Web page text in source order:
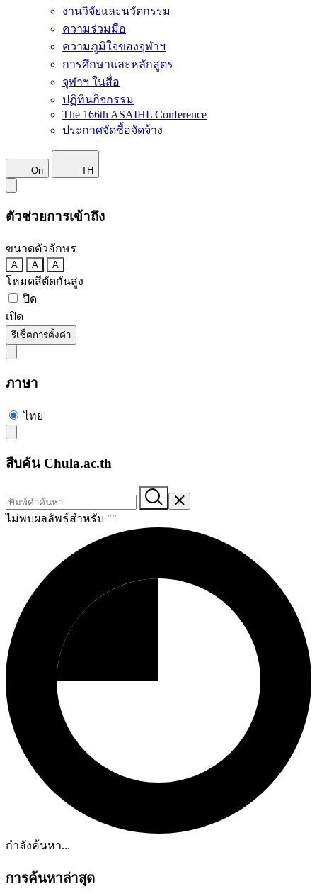
งานวิจัยและนวัตกรรม
ความร่วมมือ
ความภูมิใจของจุฬาฯ
การศึกษาและหลักสูตร
จุฬาฯ ในสื่อ
ปฏิทินกิจกรรม
The 166th ASAIHL Conference
ประกาศจัดซื้อจัดจ้าง
On TH
ตัวช่วยการเข้าถึง
ขนาดตัวอักษร
A A A
โหมดสีตัดกันสูง
ปิด
เปิด
รีเซ็ตการตั้งค่า
ภาษา
ไทย
สืบค้น Chula.ac.th
ไม่พบผลลัพธ์สำหรับ ""
กำลังค้นหา...
การค้นหาล่าสุด